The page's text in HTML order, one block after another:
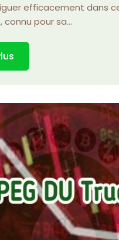
efficacement dans
connu pour sa...